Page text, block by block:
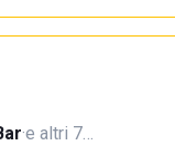
·e altri 7…